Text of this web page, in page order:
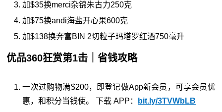
加$35换merci杂锦朱古力250克
加$75换andi海盐开心果600克
加$138换奔富BIN 2切粒子玛塔罗红酒750毫升
优品360狂赏第1击｜省钱攻略
一次过购物满$200，即登记做App新会员，可享会员优
惠，和积分当钱使。 下载 APP：
bit.ly/3TVWbLB